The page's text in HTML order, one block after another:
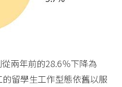
兩年前的28.6％下降為
留學生工作型態依舊以服